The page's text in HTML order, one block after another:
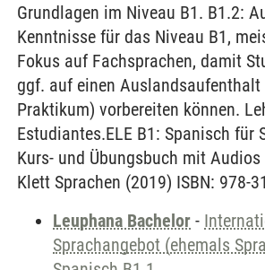
Grundlagen im Niveau B1. B1.2:
Kenntnisse für das Niveau B1,
Fokus auf Fachsprachen, damit
ggf. auf einen Auslandsaufenthalt
Praktikum) vorbereiten können.
Estudiantes.ELE B1: Spanisch für
Kurs- und Übungsbuch mit Audios
Klett Sprachen (2019) ISBN: 978-
Leuphana Bachelor -
Sprachangebot (ehemals